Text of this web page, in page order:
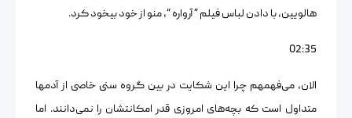
هالویین، با دادن لباس فیلم ” آرواره “، منو از خود بیخود کرد.
02:35
الان، می‌فهمهم چرا این شکایت در بین گروه سنی خاصی از آدمها
متداول است که بچه‌های امروزی قدر امکانتشان را نمی‌دانند. اما